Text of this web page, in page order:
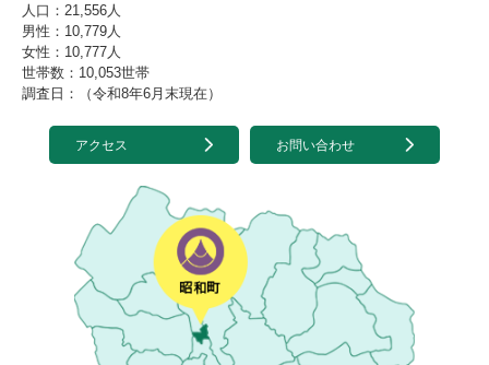
人口：21,556人
男性：10,779人
女性：10,777人
世帯数：10,053世帯
調査日：（令和8年6月末現在）
アクセス お問い合わせ